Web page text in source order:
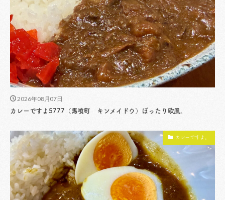
2026年08月07日
カレーですよ5777（馬喰町 キンメイドウ）ぽったり欧風。
カレーですよ。